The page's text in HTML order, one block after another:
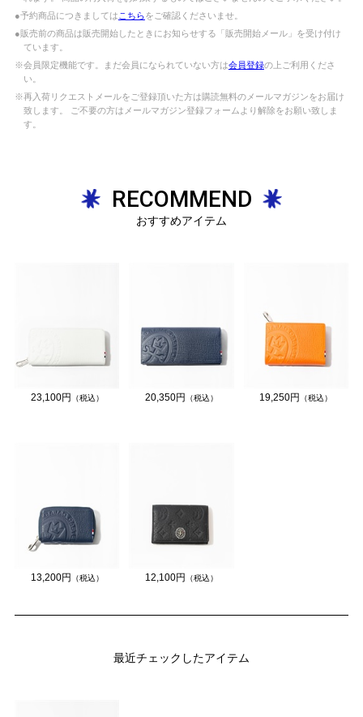
●予約商品につきましては こちらをご確認くださいませ。
●販売前の商品は販売開始したときにお知らせする「販売開始メール」を受け付け
ています。
※会員限定機能です。まだ会員になられていない方は会員登録の上ご利用くださ
い。
※再入荷リクエストメールをご登録頂いた方は購読無料のメールマガジンをお届け
致します。 ご不要の方はメールマガジン登録フォームより解除をお願い致しま
す。
RECOMMEND
おすすめアイテム
23,100円 （税込） 20,350円 （税込） 19,250円 （税込）
13,200円 （税込） 12,100円 （税込）
最近チェックしたアイテム